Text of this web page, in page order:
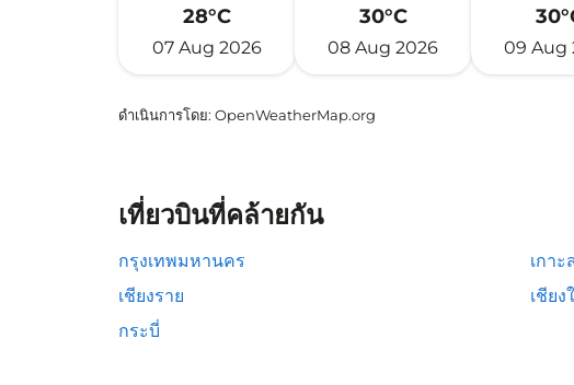
28°C
07 Aug 2026
30°C
08 Aug 2026 09 Aug
ดำเนินการโดย: OpenWeatherMap.org
เที่ยวบินที่คล้ายกัน
กรุงเทพมหานคร เกาะ
เชียงราย
เชียง
กระบี่